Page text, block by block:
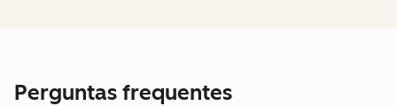
Perguntas frequentes